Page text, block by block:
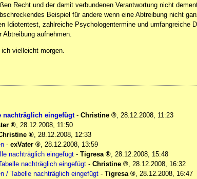
Recht und der damit verbundenen Verantwortung nicht
Beispiel für andere wenn eine Abtreibung nicht
Idiotentest, zahlreiche Psychologentermine und umfangreiche
aufnehmen.
vielleicht morgen.
nachträglich eingefügt- Christine , 28.12.2008, 11:23
, 28.12.2008, 11:50
, 28.12.2008, 12:33
- exVater , 28.12.2008, 13:59
nachträglich eingefügt - Tigresa , 28.12.2008, 15:48
nachträglich eingefügt - Christine , 28.12.2008, 16:32
/ Tabelle nachträglich eingefügt - Tigresa , 28.12.2008, 16:47